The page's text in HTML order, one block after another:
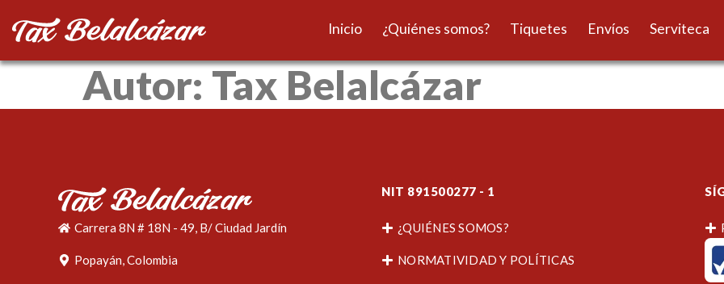
Inicio ¿Quiénes somos? Tiquetes Envíos Serviteca
Autor: Tax Belalcázar
NIT 891500277 - 1
Carrera 8N # 18N - 49, B/ Ciudad Jardín
Popayán, Colombia
¿QUIÉNES SOMOS?
NORMATIVIDAD Y POLÍTICAS